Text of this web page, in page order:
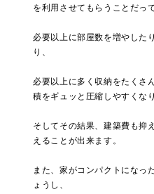
を利用させてもらうことだっ
必要以上に部屋数を増やした
り、
必要以上に多く収納をたくさ
積をギュッと圧縮しやすくな
そしてその結果、建築費も抑
えることが出来ます。
また、家がコンパクトになっ
ょうし、